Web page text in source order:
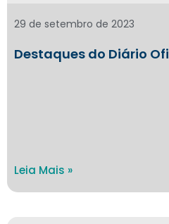
Destaques do Diário
29 de setembro de 2023
Leia Mais »